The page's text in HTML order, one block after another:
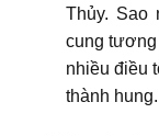
Thủy. Sao
cung
nhiều điều
thành hung.